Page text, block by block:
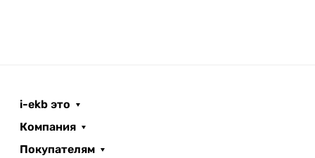
i-ekb это
Компания
Покупателям